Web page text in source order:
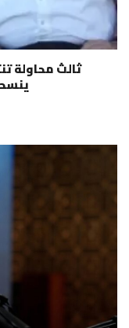
ثالث محاولة